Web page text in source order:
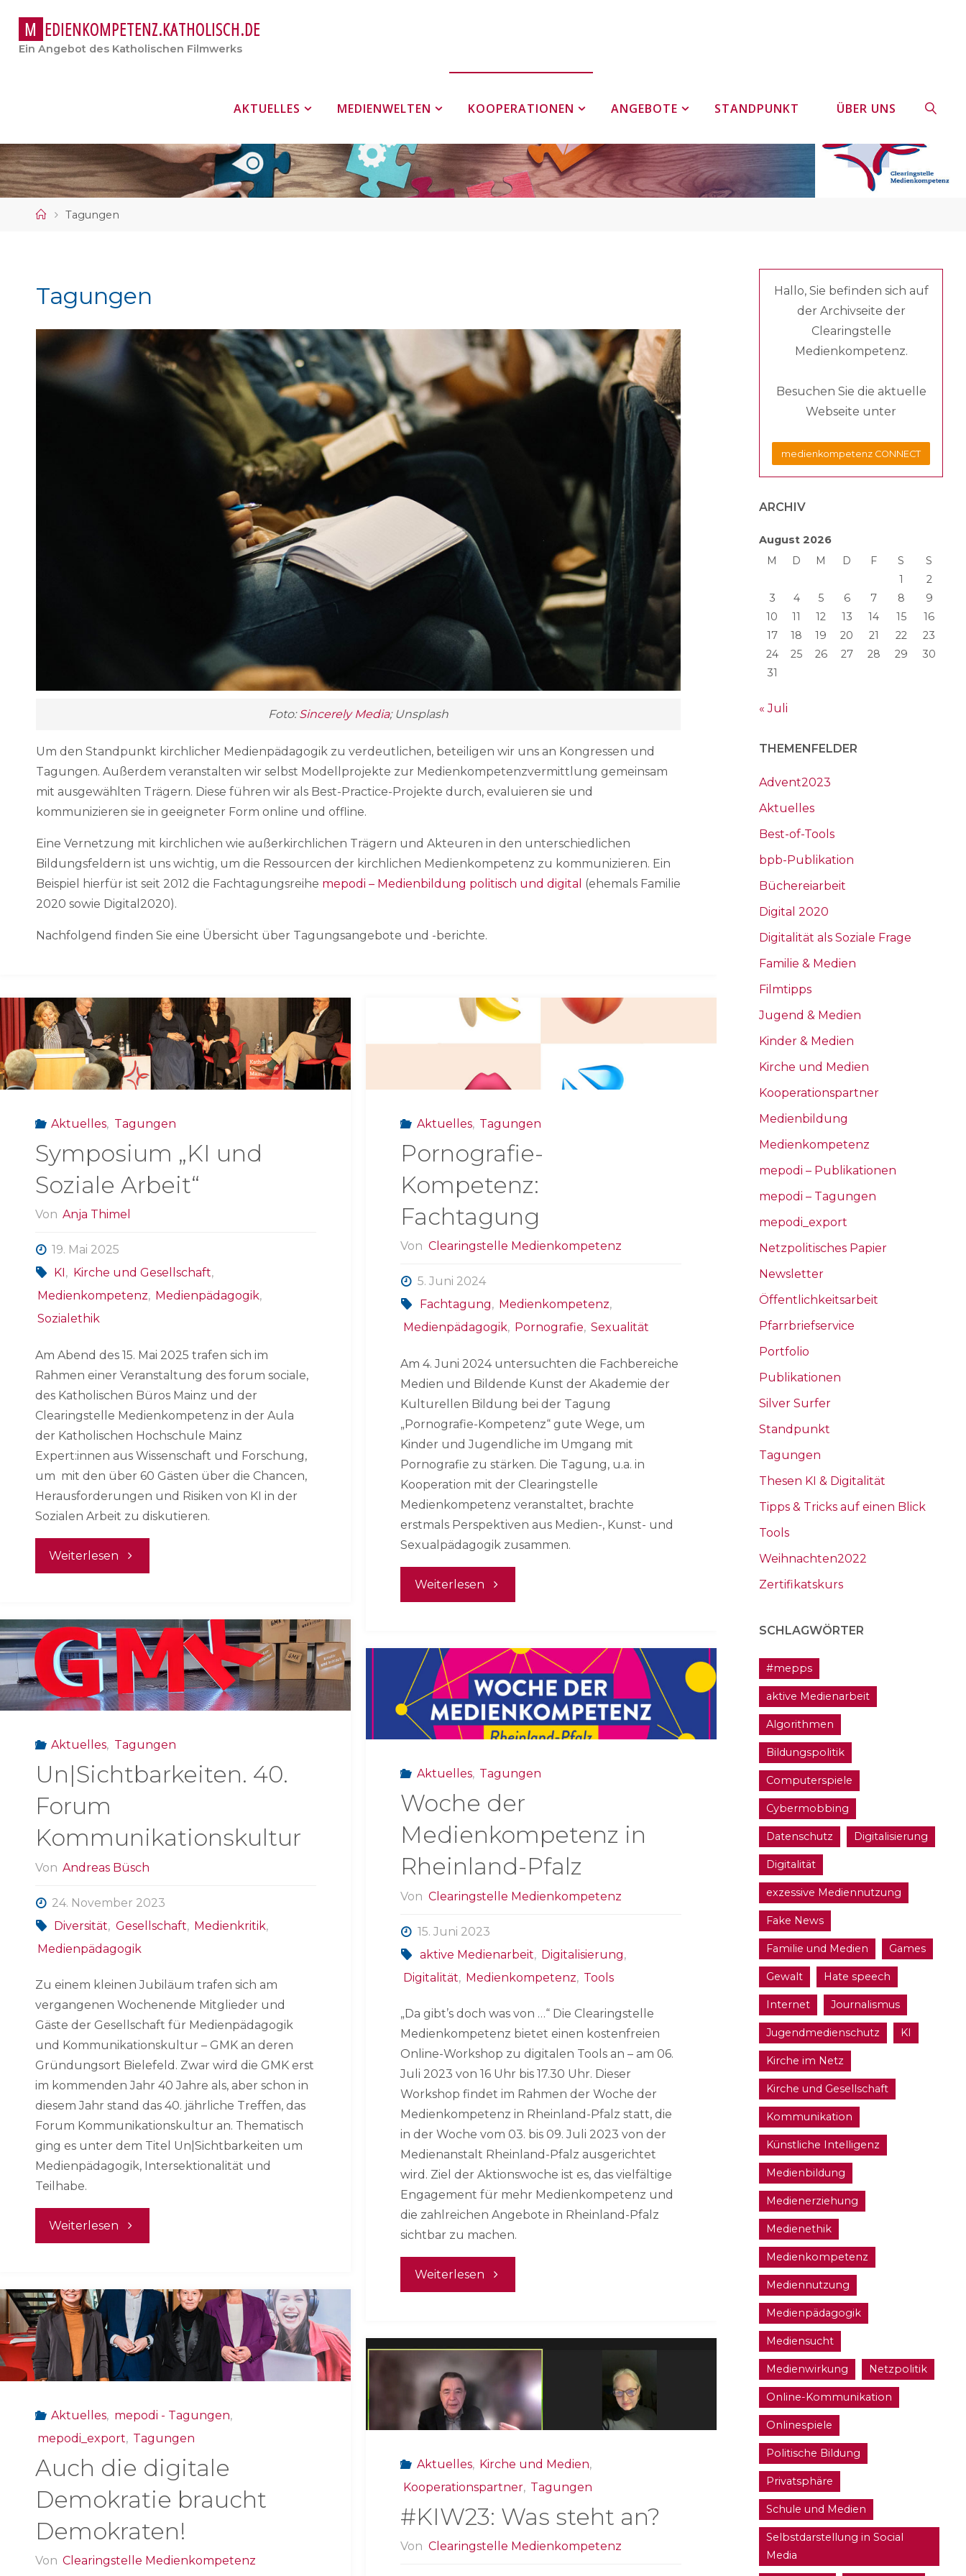
M EDIENKOMPETENZ.KATHOLISCH.DE
Ein Angebot des Katholischen Filmwerks
springen
AKTUELLES MEDIENWELTEN KOOPERATIONEN ANGEBOTE STANDPUNKT ÜBER UNS
StartTagungen
Tagungen
Foto:Sincerely Media; Unsplash
Um den Standpunkt kirchlicher Medienpädagogik zu verdeutlichen, beteiligen wir uns an Kongressen und
Tagungen. Außerdem veranstalten wir selbst Modellprojekte zur Medienkompetenzvermittlung gemeinsam
mit ausgewählten Trägern. Diese führen wir als Best-Practice-Projekte durch, evaluieren sie und
kommunizieren sie in geeigneter Form online und offline.
Eine Vernetzung mit kirchlichen wie außerkirchlichen Trägern und Akteuren in den unterschiedlichen
Bildungsfeldern ist uns wichtig, um die Ressourcen der kirchlichen Medienkompetenz zu kommunizieren. Ein
Beispiel hierfür ist seit 2012 die Fachtagungsreihe mepodi – Medienbildung politisch und digital (ehemals Familie
2020 sowie Digital2020).
Nachfolgend finden Sie eine Übersicht über Tagungsangebote und -berichte.
Aktuelles, Tagungen
Symposium „KI und
Soziale Arbeit“
Von Anja Thimel
19. Mai 2025
KI, Kirche und Gesellschaft,
Medienkompetenz, Medienpädagogik,
Sozialethik
Am Abend des 15. Mai 2025 trafen sich im
Rahmen einer Veranstaltung des forum sociale,
des Katholischen Büros Mainz und der
Clearingstelle Medienkompetenz in der Aula
der Katholischen Hochschule Mainz
Expert:innen aus Wissenschaft und Forschung,
um mit den über 60 Gästen über die Chancen,
Herausforderungen und Risiken von KI in der
Sozialen Arbeit zu diskutieren.
Weiterlesen "Symposium
und
Soziale
Arbeit“"
Aktuelles, Tagungen
Pornografie-
Kompetenz:
Fachtagung
Von Clearingstelle Medienkompetenz
5. Juni 2024
Fachtagung, Medienkompetenz,
Medienpädagogik, Pornografie, Sexualität
Am 4. Juni 2024 untersuchten die Fachbereiche
Medien und Bildende Kunst der Akademie der
Kulturellen Bildung bei der Tagung
„Pornografie-Kompetenz“ gute Wege, um
Kinder und Jugendliche im Umgang mit
Pornografie zu stärken. Die Tagung, u.a. in
Kooperation mit der Clearingstelle
Medienkompetenz veranstaltet, brachte
erstmals Perspektiven aus Medien-, Kunst- und
Sexualpädagogik zusammen.
Weiterlesen"Pornografie-
Fachtagung"
Aktuelles, Tagungen
Un|Sichtbarkeiten. 40.
Forum
Kommunikationskultur
Von Andreas Büsch
24. November 2023
Diversität, Gesellschaft, Medienkritik,
Medienpädagogik
Zu einem kleinen Jubiläum trafen sich am
vergangenen Wochenende Mitglieder und
Gäste der Gesellschaft für Medienpädagogik
und Kommunikationskultur – GMK an deren
Gründungsort Bielefeld. Zwar wird die GMK erst
im kommenden Jahr 40 Jahre als, aber schon in
diesem Jahr stand das 40. jährliche Treffen, das
Forum Kommunikationskultur an. Thematisch
ging es unter dem Titel Un|Sichtbarkeiten um
Medienpädagogik, Intersektionalität und
Teilhabe.
Weiterlesen "Un|Sichtbarkeiten.
Forum
Kommunikationskultur"
Aktuelles, Tagungen
Woche der
Medienkompetenz in
Rheinland-Pfalz
Von Clearingstelle Medienkompetenz
15. Juni 2023
aktive Medienarbeit, Digitalisierung,
Digitalität, Medienkompetenz, Tools
„Da gibt’s doch was von …“ Die Clearingstelle
Medienkompetenz bietet einen kostenfreien
Online-Workshop zu digitalen Tools an – am 06.
Juli 2023 von 16 Uhr bis 17.30 Uhr. Dieser
Workshop findet im Rahmen der Woche der
Medienkompetenz in Rheinland-Pfalz statt, die
in der Woche vom 03. bis 09. Juli 2023 von der
Medienanstalt Rheinland-Pfalz ausgerichtet
wird. Ziel der Aktionswoche ist es, das vielfältige
Engagement für mehr Medienkompetenz und
die zahlreichen Angebote in Rheinland-Pfalz
sichtbar zu machen.
Weiterlesen"Woche
Medienkompetenz
Rheinland-
Aktuelles, mepodi - Tagungen,
mepodi_export, Tagungen
Auch die digitale
Demokratie braucht
Demokraten!
Von Clearingstelle Medienkompetenz
Aktuelles, Kirche und Medien,
Kooperationspartner, Tagungen
#KIW23: Was steht an?
Von Clearingstelle Medienkompetenz
Hallo, Sie befinden sich auf
der Archivseite der
Clearingstelle
Medienkompetenz.
Besuchen Sie die aktuelle
Webseite unter
medienkompetenz CONNECT
ARCHIV
August 2026
M
D M D F S
S
1
2
3
4 5 6 7 8
9
10
11 12 13 14 15
16
17
18 19 20 21 22
23
24
25 26 27 28 29
30
31
« Juli
THEMENFELDER
Advent2023
Aktuelles
Best-of-Tools
bpb-Publikation
Büchereiarbeit
Digital 2020
Digitalität als Soziale Frage
Familie & Medien
Filmtipps
Jugend & Medien
Kinder & Medien
Kirche und Medien
Kooperationspartner
Medienbildung
Medienkompetenz
mepodi – Publikationen
mepodi – Tagungen
mepodi_export
Netzpolitisches Papier
Newsletter
Öffentlichkeitsarbeit
Pfarrbriefservice
Portfolio
Publikationen
Silver Surfer
Standpunkt
Tagungen
Thesen KI & Digitalität
Tipps & Tricks auf einen Blick
Tools
Weihnachten2022
Zertifikatskurs
SCHLAGWÖRTER
#mepps
aktive Medienarbeit
Algorithmen
Bildungspolitik
Computerspiele
Cybermobbing
Datenschutz Digitalisierung
Digitalität
exzessive Mediennutzung
Fake News
Familie und Medien Games
Gewalt Hate speech
Internet Journalismus
Jugendmedienschutz KI
Kirche im Netz
Kirche und Gesellschaft
Kommunikation
Künstliche Intelligenz
Medienbildung
Medienerziehung
Medienethik
Medienkompetenz
Mediennutzung
Medienpädagogik
Mediensucht
Medienwirkung Netzpolitik
Online-Kommunikation
Onlinespiele
Politische Bildung
Privatsphäre
Schule und Medien
Selbstdarstellung in Social
Media